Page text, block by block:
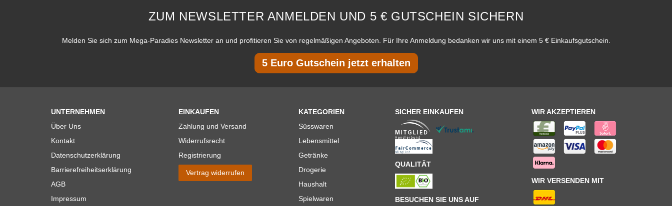
ZUM NEWSLETTER ANMELDEN UND 5 € GUTSCHEIN SICHERN
Melden Sie sich zum Mega-Paradies Newsletter an und profitieren Sie von regelmäßigen Angeboten. Für Ihre Anmeldung bedanken wir uns mit einem 5 € Einkaufsgutschein.
5 Euro Gutschein jetzt erhalten
UNTERNEHMEN
Über Uns
Kontakt
Datenschutzerklärung
Barrierefreiheitserklärung
AGB
Impressum
EINKAUFEN
Zahlung und Versand
Widerrufsrecht
Registrierung
Vertrag widerrufen
KATEGORIEN
Süsswaren
Lebensmittel
Getränke
Drogerie
Haushalt
Spielwaren
SICHER EINKAUFEN
QUALITÄT
BESUCHEN SIE UNS AUF
WIR AKZEPTIEREN
WIR VERSENDEN MIT